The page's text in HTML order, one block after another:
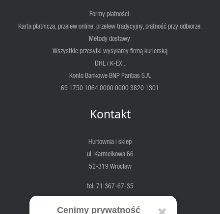
Formy płatności:
Karta płatnicza, przelew online, przelew tradycyjny, płatność przy odbiorze.
Metody dostawy:
Wszystkie przesyłki wysyłamy firmą kurierską
DHL i K-EX .
Konto Bankowe BNP Paribas S.A.
69 1750 1064 0000 0000 3820 1301
Kontakt
Hurtownia i sklep
ul. Karmelkowa 66
52-319 Wrocław
tel: 71 367-67-35
fortis@fortis.wroc.pl
pn-pt. 7:00 - 17:00
Cenimy prywatność